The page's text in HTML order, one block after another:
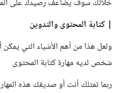
خلالك سوف يضاعف رصيدك على
| كتابة المحتوى والتدوين
ولعل هذا من أهم الأشياء التي
شخص لديه مهارة كتابة المحتوى
ربما تمتلك أنت أو صديقك هذه